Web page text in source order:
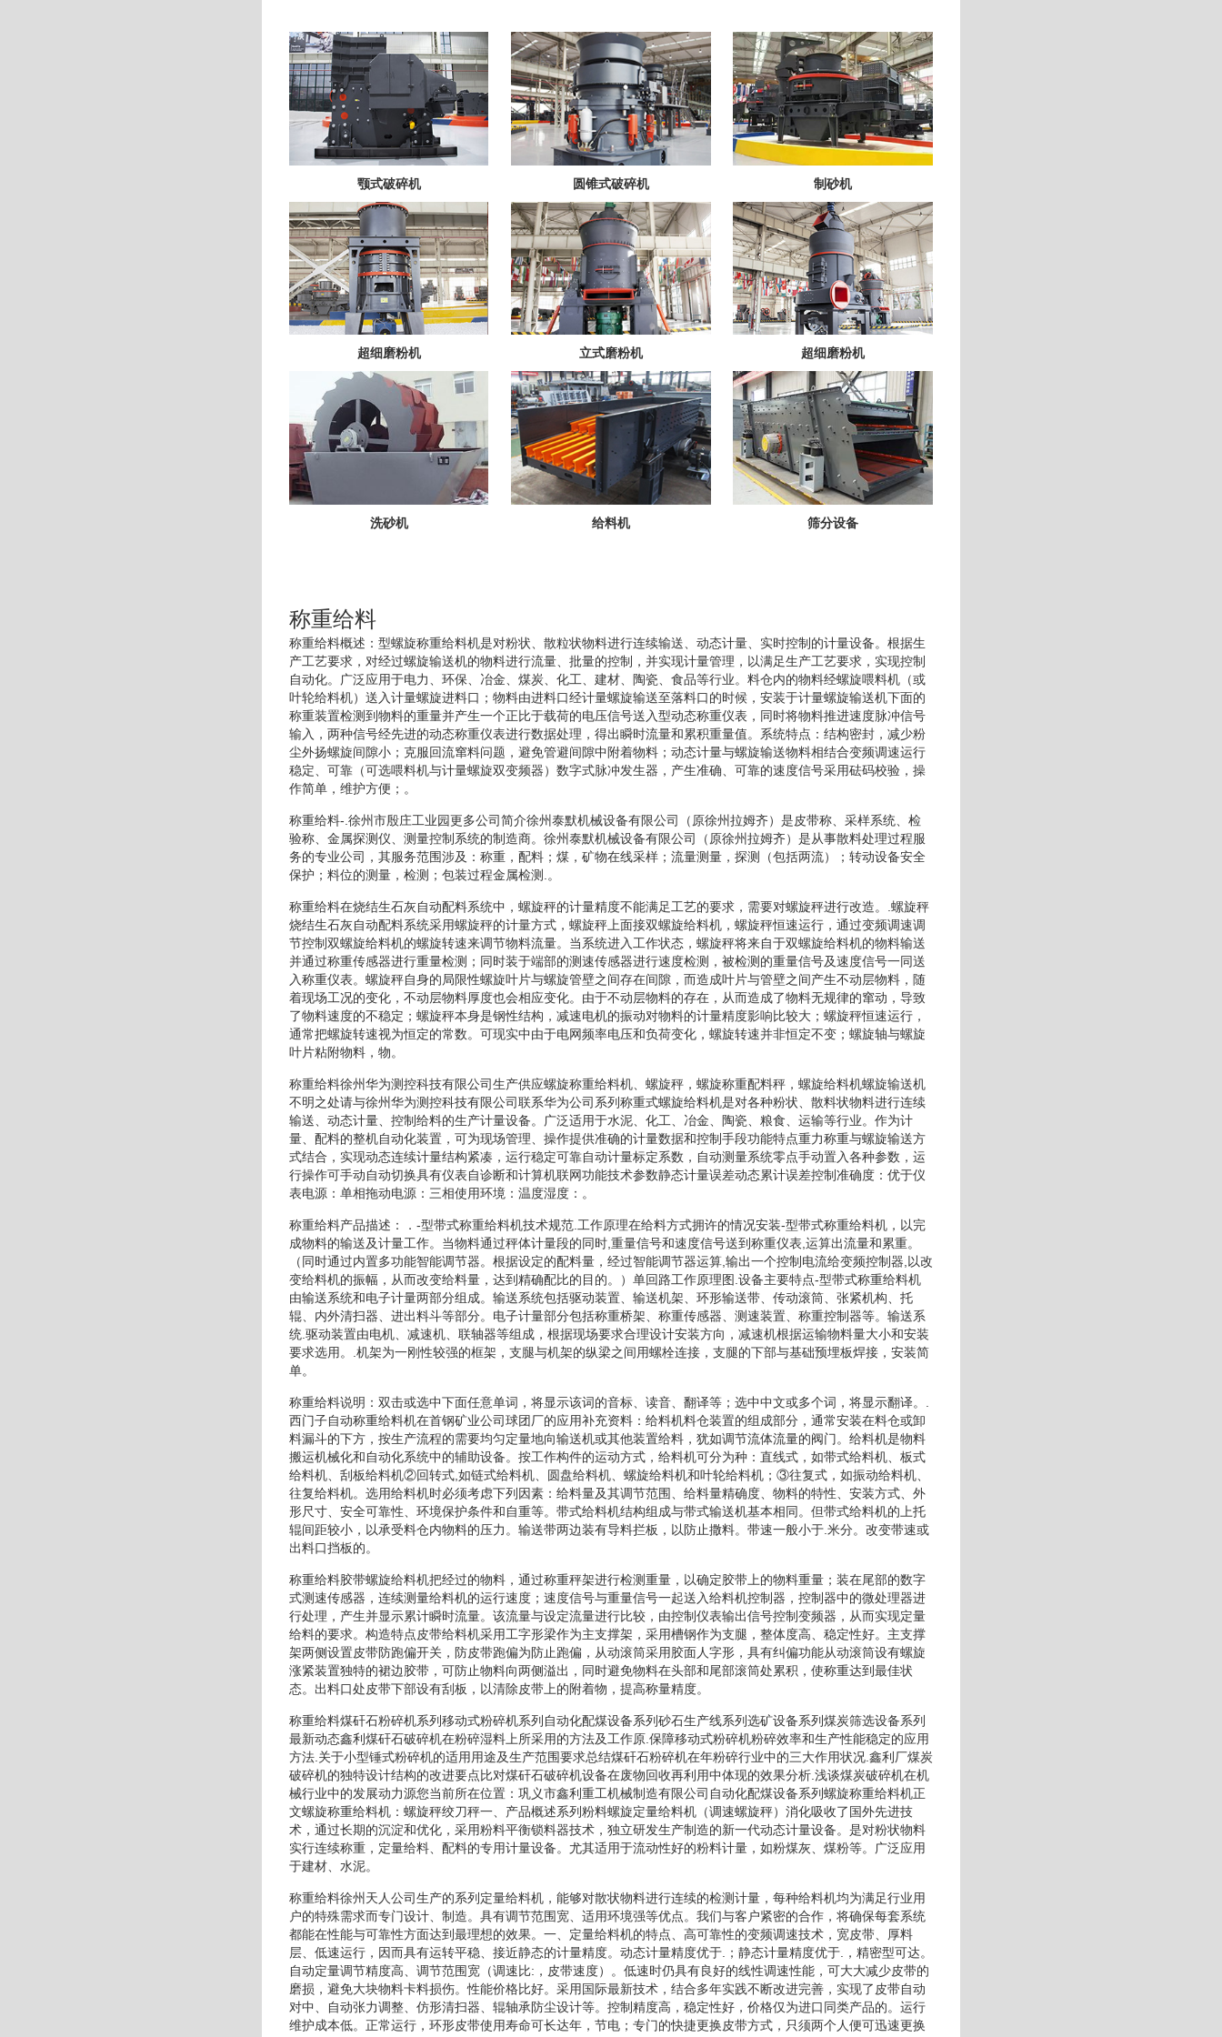
颚式破碎机 圆锥式破碎机 制砂机
超细磨粉机 立式磨粉机 超细磨粉机
洗砂机 给料机 筛分设备
称重给料
称重给料概述：型螺旋称重给料机是对粉状、散粒状物料进行连续输送、动态计量、实时控制的计量设备。根据生
产工艺要求，对经过螺旋输送机的物料进行流量、批量的控制，并实现计量管理，以满足生产工艺要求，实现控制
自动化。广泛应用于电力、环保、冶金、煤炭、化工、建材、陶瓷、食品等行业。料仓内的物料经螺旋喂料机（或
叶轮给料机）送入计量螺旋进料口；物料由进料口经计量螺旋输送至落料口的时候，安装于计量螺旋输送机下面的
称重装置检测到物料的重量并产生一个正比于载荷的电压信号送入型动态称重仪表，同时将物料推进速度脉冲信号
输入，两种信号经先进的动态称重仪表进行数据处理，得出瞬时流量和累积重量值。系统特点：结构密封，减少粉
尘外扬螺旋间隙小；克服回流窜料问题，避免管避间隙中附着物料；动态计量与螺旋输送物料相结合变频调速运行
稳定、可靠（可选喂料机与计量螺旋双变频器）数字式脉冲发生器，产生准确、可靠的速度信号采用砝码校验，操
作简单，维护方便；。
称重给料-.徐州市殷庄工业园更多公司简介徐州泰默机械设备有限公司（原徐州拉姆齐）是皮带称、采样系统、检
验称、金属探测仪、测量控制系统的制造商。徐州泰默机械设备有限公司（原徐州拉姆齐）是从事散料处理过程服
务的专业公司，其服务范围涉及：称重，配料；煤，矿物在线采样；流量测量，探测（包括两流）；转动设备安全
保护；料位的测量，检测；包装过程金属检测.。
称重给料在烧结生石灰自动配料系统中，螺旋秤的计量精度不能满足工艺的要求，需要对螺旋秤进行改造。.螺旋秤
烧结生石灰自动配料系统采用螺旋秤的计量方式，螺旋秤上面接双螺旋给料机，螺旋秤恒速运行，通过变频调速调
节控制双螺旋给料机的螺旋转速来调节物料流量。当系统进入工作状态，螺旋秤将来自于双螺旋给料机的物料输送
并通过称重传感器进行重量检测；同时装于端部的测速传感器进行速度检测，被检测的重量信号及速度信号一同送
入称重仪表。螺旋秤自身的局限性螺旋叶片与螺旋管壁之间存在间隙，而造成叶片与管壁之间产生不动层物料，随
着现场工况的变化，不动层物料厚度也会相应变化。由于不动层物料的存在，从而造成了物料无规律的窜动，导致
了物料速度的不稳定；螺旋秤本身是钢性结构，减速电机的振动对物料的计量精度影响比较大；螺旋秤恒速运行，
通常把螺旋转速视为恒定的常数。可现实中由于电网频率电压和负荷变化，螺旋转速并非恒定不变；螺旋轴与螺旋
叶片粘附物料，物。
称重给料徐州华为测控科技有限公司生产供应螺旋称重给料机、螺旋秤，螺旋称重配料秤，螺旋给料机螺旋输送机
不明之处请与徐州华为测控科技有限公司联系华为公司系列称重式螺旋给料机是对各种粉状、散料状物料进行连续
输送、动态计量、控制给料的生产计量设备。广泛适用于水泥、化工、冶金、陶瓷、粮食、运输等行业。作为计
量、配料的整机自动化装置，可为现场管理、操作提供准确的计量数据和控制手段功能特点重力称重与螺旋输送方
式结合，实现动态连续计量结构紧凑，运行稳定可靠自动计量标定系数，自动测量系统零点手动置入各种参数，运
行操作可手动自动切换具有仪表自诊断和计算机联网功能技术参数静态计量误差动态累计误差控制准确度：优于仪
表电源：单相拖动电源：三相使用环境：温度湿度：。
称重给料产品描述：．-型带式称重给料机技术规范.工作原理在给料方式拥许的情况安装-型带式称重给料机，以完
成物料的输送及计量工作。当物料通过秤体计量段的同时,重量信号和速度信号送到称重仪表,运算出流量和累重。
（同时通过内置多功能智能调节器。根据设定的配料量，经过智能调节器运算,输出一个控制电流给变频控制器,以改
变给料机的振幅，从而改变给料量，达到精确配比的目的。）单回路工作原理图.设备主要特点-型带式称重给料机
由输送系统和电子计量两部分组成。输送系统包括驱动装置、输送机架、环形输送带、传动滚筒、张紧机构、托
辊、内外清扫器、进出料斗等部分。电子计量部分包括称重桥架、称重传感器、测速装置、称重控制器等。输送系
统.驱动装置由电机、减速机、联轴器等组成，根据现场要求合理设计安装方向，减速机根据运输物料量大小和安装
要求选用。.机架为一刚性较强的框架，支腿与机架的纵梁之间用螺栓连接，支腿的下部与基础预埋板焊接，安装简
单。
称重给料说明：双击或选中下面任意单词，将显示该词的音标、读音、翻译等；选中中文或多个词，将显示翻译。.
西门子自动称重给料机在首钢矿业公司球团厂的应用补充资料：给料机料仓装置的组成部分，通常安装在料仓或卸
料漏斗的下方，按生产流程的需要均匀定量地向输送机或其他装置给料，犹如调节流体流量的阀门。给料机是物料
搬运机械化和自动化系统中的辅助设备。按工作构件的运动方式，给料机可分为种：直线式，如带式给料机、板式
给料机、刮板给料机②回转式,如链式给料机、圆盘给料机、螺旋给料机和叶轮给料机；③往复式，如振动给料机、
往复给料机。选用给料机时必须考虑下列因素：给料量及其调节范围、给料量精确度、物料的特性、安装方式、外
形尺寸、安全可靠性、环境保护条件和自重等。带式给料机结构组成与带式输送机基本相同。但带式给料机的上托
辊间距较小，以承受料仓内物料的压力。输送带两边装有导料拦板，以防止撒料。带速一般小于.米分。改变带速或
出料口挡板的。
称重给料胶带螺旋给料机把经过的物料，通过称重秤架进行检测重量，以确定胶带上的物料重量；装在尾部的数字
式测速传感器，连续测量给料机的运行速度；速度信号与重量信号一起送入给料机控制器，控制器中的微处理器进
行处理，产生并显示累计瞬时流量。该流量与设定流量进行比较，由控制仪表输出信号控制变频器，从而实现定量
给料的要求。构造特点皮带给料机采用工字形梁作为主支撑架，采用槽钢作为支腿，整体度高、稳定性好。主支撑
架两侧设置皮带防跑偏开关，防皮带跑偏为防止跑偏，从动滚筒采用胶面人字形，具有纠偏功能从动滚筒设有螺旋
涨紧装置独特的裙边胶带，可防止物料向两侧溢出，同时避免物料在头部和尾部滚筒处累积，使称重达到最佳状
态。出料口处皮带下部设有刮板，以清除皮带上的附着物，提高称量精度。
称重给料煤矸石粉碎机系列移动式粉碎机系列自动化配煤设备系列砂石生产线系列选矿设备系列煤炭筛选设备系列
最新动态鑫利煤矸石破碎机在粉碎湿料上所采用的方法及工作原.保障移动式粉碎机粉碎效率和生产性能稳定的应用
方法.关于小型锤式粉碎机的适用用途及生产范围要求总结煤矸石粉碎机在年粉碎行业中的三大作用状况.鑫利厂煤炭
破碎机的独特设计结构的改进要点比对煤矸石破碎机设备在废物回收再利用中体现的效果分析.浅谈煤炭破碎机在机
械行业中的发展动力源您当前所在位置：巩义市鑫利重工机械制造有限公司自动化配煤设备系列螺旋称重给料机正
文螺旋称重给料机：螺旋秤绞刀秤一、产品概述系列粉料螺旋定量给料机（调速螺旋秤）消化吸收了国外先进技
术，通过长期的沉淀和优化，采用粉料平衡锁料器技术，独立研发生产制造的新一代动态计量设备。是对粉状物料
实行连续称重，定量给料、配料的专用计量设备。尤其适用于流动性好的粉料计量，如粉煤灰、煤粉等。广泛应用
于建材、水泥。
称重给料徐州天人公司生产的系列定量给料机，能够对散状物料进行连续的检测计量，每种给料机均为满足行业用
户的特殊需求而专门设计、制造。具有调节范围宽、适用环境强等优点。我们与客户紧密的合作，将确保每套系统
都能在性能与可靠性方面达到最理想的效果。一、定量给料机的特点、高可靠性的变频调速技术，宽皮带、厚料
层、低速运行，因而具有运转平稳、接近静态的计量精度。动态计量精度优于.；静态计量精度优于.，精密型可达。
自动定量调节精度高、调节范围宽（调速比:，皮带速度）。低速时仍具有良好的线性调速性能，可大大减少皮带的
磨损，避免大块物料卡料损伤。性能价格比好。采用国际最新技术，结合多年实践不断改进完善，实现了皮带自动
对中、自动张力调整、仿形清扫器、辊轴承防尘设计等。控制精度高，稳定性好，价格仅为进口同类产品的。运行
维护成本低。正常运行，环形皮带使用寿命可长达年，节电；专门的快捷更换皮带方式，只须两个人便可迅速更换